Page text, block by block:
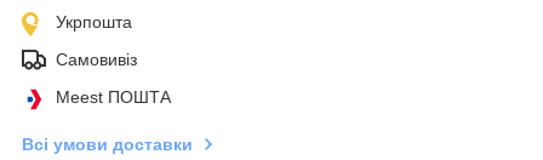
Укрпошта
Самовивіз
Meest ПОШТА
Всі умови доставки